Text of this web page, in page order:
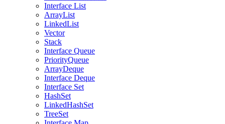
Interface List
ArrayList
LinkedList
Vector
Stack
Interface Queue
PriorityQueue
ArrayDeque
Interface Deque
Interface Set
HashSet
LinkedHashSet
TreeSet